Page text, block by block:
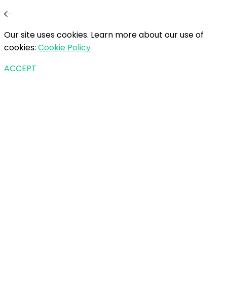
Our site uses cookies. Learn more about our use of
cookies: Cookie Policy
ACCEPT